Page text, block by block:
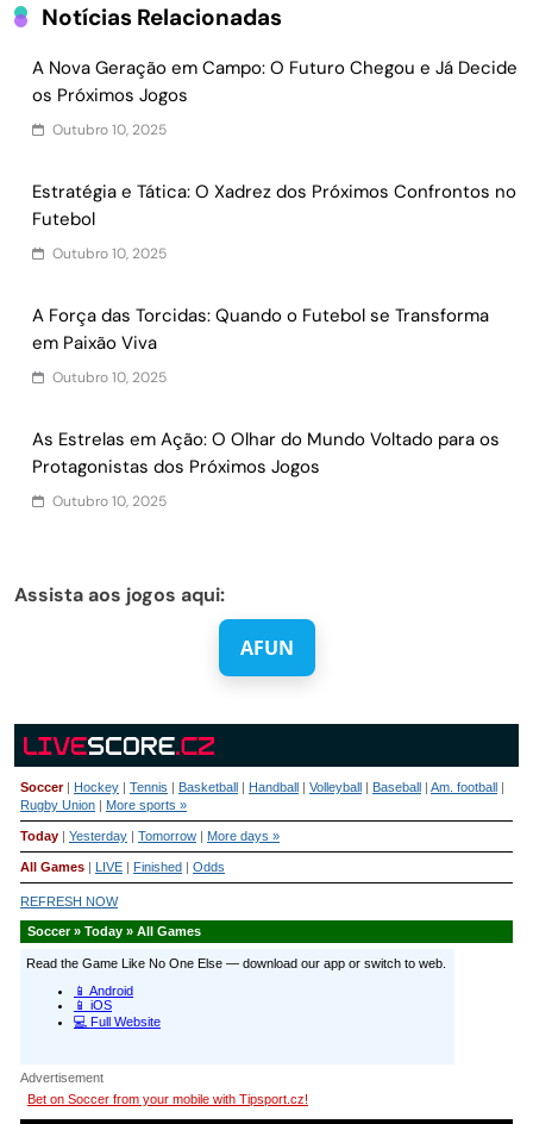
Notícias Relacionadas
A Nova Geração em Campo: O Futuro Chegou e Já Decide
os Próximos Jogos
Outubro 10, 2025
Estratégia e Tática: O Xadrez dos Próximos Confrontos no
Futebol
Outubro 10, 2025
A Força das Torcidas: Quando o Futebol se Transforma
em Paixão Viva
Outubro 10, 2025
As Estrelas em Ação: O Olhar do Mundo Voltado para os
Protagonistas dos Próximos Jogos
Outubro 10, 2025
Assista aos jogos aqui:
AFUN